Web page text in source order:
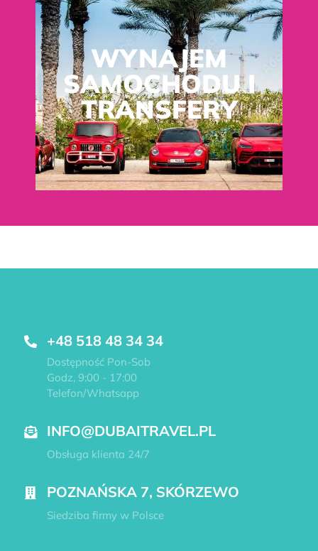
WYNAJEM
SAMOCHODU I
TRANSFERY
+48 518 48 34 34
Dostępność Pon-Sob
Godz, 9:00 - 17:00
Telefon/Whatsapp
INFO@DUBAITRAVEL.PL
Obsługa klienta 24/7
POZNAŃSKA 7, SKÓRZEWO
Siedziba firmy w Polsce